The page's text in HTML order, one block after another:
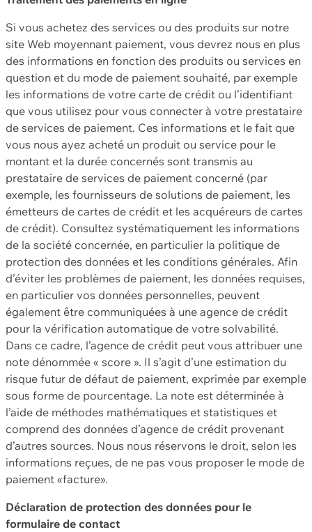
Si vous achetez des services ou des produits sur notre
site Web moyennant paiement, vous devrez nous en plus
des informations en fonction des produits ou services en
question et du mode de paiement souhaité, par exemple
les informations de votre carte de crédit ou l’identifiant
que vous utilisez pour vous connecter à votre prestataire
de services de paiement. Ces informations et le fait que
vous nous ayez acheté un produit ou service pour le
montant et la durée concernés sont transmis au
prestataire de services de paiement concerné (par
exemple, les fournisseurs de solutions de paiement, les
émetteurs de cartes de crédit et les acquéreurs de cartes
de crédit). Consultez systématiquement les informations
de la société concernée, en particulier la politique de
protection des données et les conditions générales. Afin
d’éviter les problèmes de paiement, les données requises,
en particulier vos données personnelles, peuvent
également être communiquées à une agence de crédit
pour la vérification automatique de votre solvabilité.
Dans ce cadre, l’agence de crédit peut vous attribuer une
note dénommée « score ». Il s’agit d’une estimation du
risque futur de défaut de paiement, exprimée par exemple
sous forme de pourcentage. La note est déterminée à
l’aide de méthodes mathématiques et statistiques et
comprend des données d’agence de crédit provenant
d’autres sources. Nous nous réservons le droit, selon les
informations reçues, de ne pas vous proposer le mode de
paiement «facture».
Déclaration de protection des données pour le
formulaire de contact